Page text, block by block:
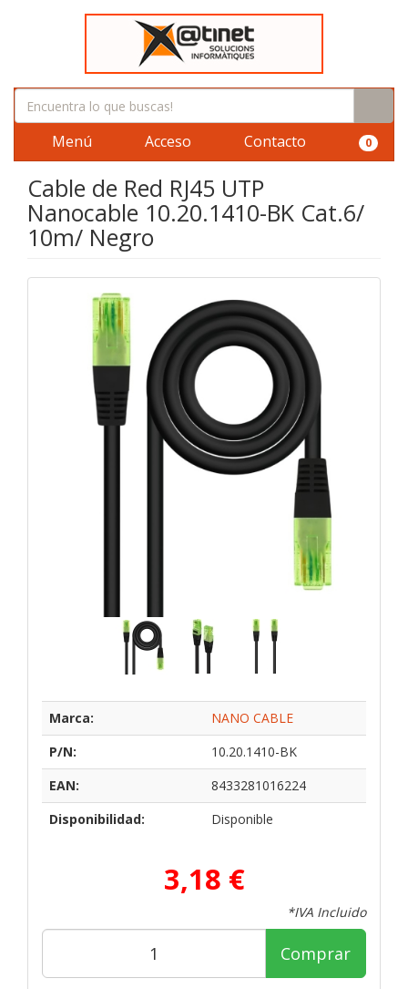
Menú Acceso Contacto 0
Cable de Red RJ45 UTP
Nanocable 10.20.1410-BK Cat.6/
10m/ Negro
Marca:
NANO CABLE
P/N:
10.20.1410-BK
EAN:
8433281016224
Disponibilidad:
Disponible
3,18 €
*IVA Incluido
Comprar